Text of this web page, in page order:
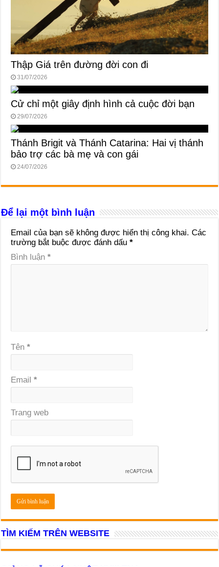
Thập Giá trên đường đời con đi
31/07/2026
Cử chỉ một giây định hình cả cuộc đời bạn
29/07/2026
Thánh Brigit và Thánh Catarina: Hai vị thánh
bảo trợ các bà mẹ và con gái
24/07/2026
Để lại một bình luận
Email của bạn sẽ không được hiển thị công khai. Các
trường bắt buộc được đánh dấu*
Bình luận*
Tên*
Email*
Trang web
TÌM KIẾM TRÊN WEBSITE